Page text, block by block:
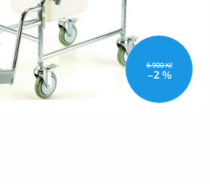
6 900 Kč
–2 %